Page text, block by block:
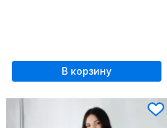
В корзину